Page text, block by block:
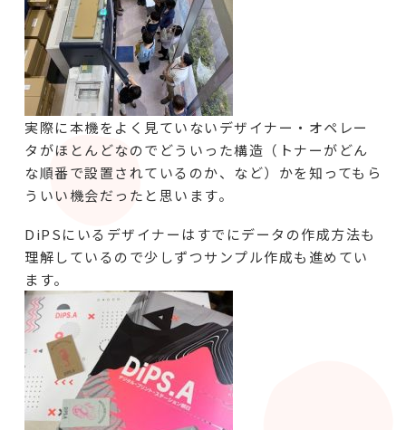
実際に本機をよく見ていないデザイナー・オペレー
タがほとんどなのでどういった構造（トナーがどん
な順番で設置されているのか、など）かを知ってもら
ういい機会だったと思います。
DiPSにいるデザイナーはすでにデータの作成方法も
理解しているので少しずつサンプル作成も進めてい
ます。